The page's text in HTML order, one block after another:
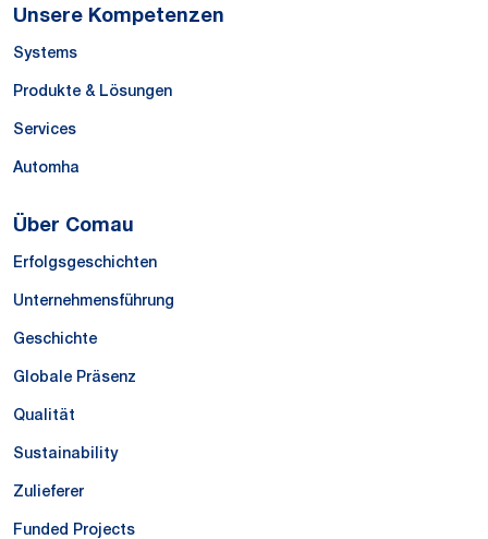
Unsere Kompetenzen
Systems
Produkte & Lösungen
Services
Automha
Über Comau
Erfolgsgeschichten
Unternehmensführung
Geschichte
Globale Präsenz
Qualität
Sustainability
Zulieferer
Funded Projects